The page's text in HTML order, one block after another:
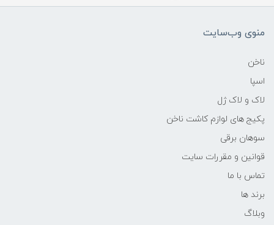
منوی وب‌سایت
ناخن
اسپا
لاک و لاک ژل
پکیج های لوازم کاشت ناخن
سوهان برقی
قوانین و مقررات سایت
تماس با ما
برند ها
وبلاگ